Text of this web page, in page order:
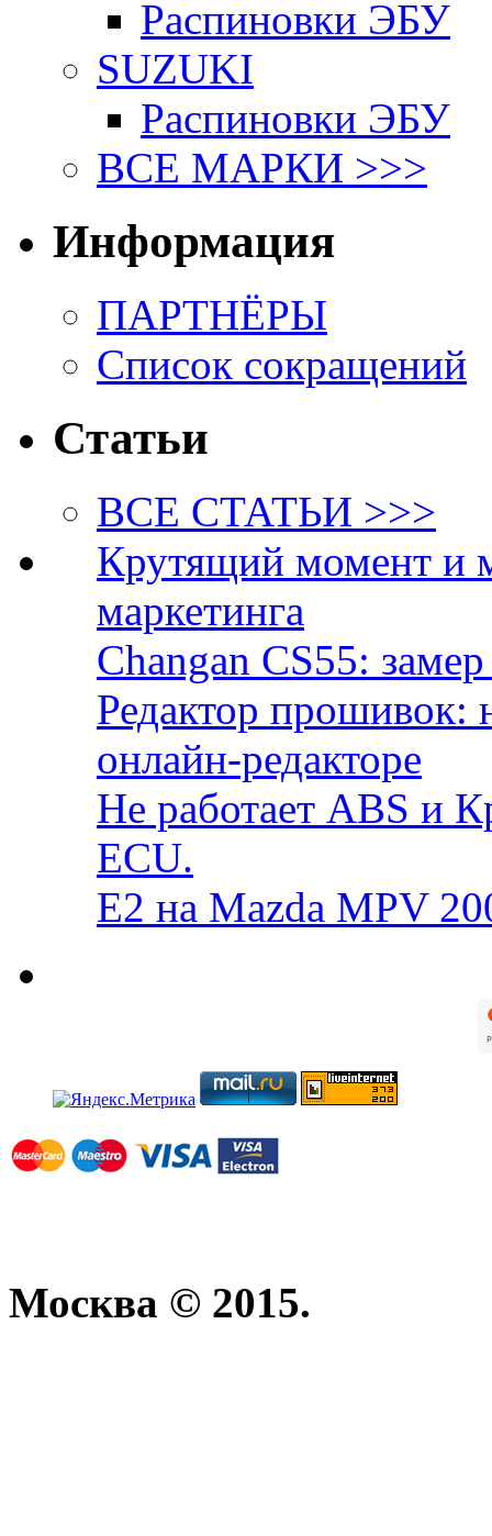
Распиновки ЭБУ
SUZUKI
Распиновки ЭБУ
ВСЕ МАРКИ >>>
Информация
ПАРТНЁРЫ
Список сокращений
Статьи
ВСЕ СТАТЬИ >>>
Крутящий момент и
маркетинга
Changan CS55:
Редактор прошивок:
онлайн-редакторе
Не работает ABS и
ECU.
E2 на Mazda MPV
Москва © 2015.